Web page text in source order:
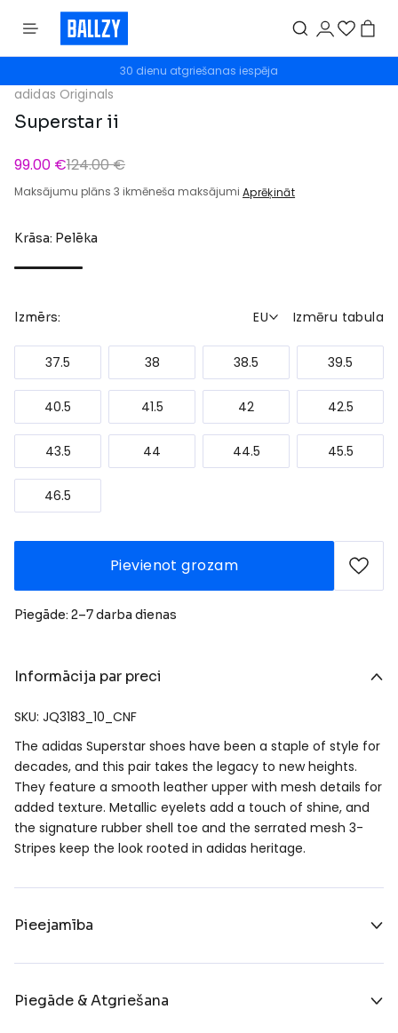
30 dienu atgriešanas iespēja
Bezmaksas atgriešana
adidas Originals
Superstar ii
99.00 €124.00 €
Maksājumu plāns 3 ikmēneša maksājumi Aprēķināt
Krāsa: Pelēka
Izmērs: EU Izmēru tabula
37.5 38 38.5 39.5
40.5 41.5 42 42.5
43.5 44 44.5 45.5
46.5
Pievienot grozam
Piegāde: 2–7 darba dienas
Informācija par preci
SKU: JQ3183_10_CNF
The adidas Superstar shoes have been a staple of style for
decades, and this pair takes the legacy to new heights.
They feature a smooth leather upper with mesh details for
added texture. Metallic eyelets add a touch of shine, and
the signature rubber shell toe and the serrated mesh 3-
Stripes keep the look rooted in adidas heritage.
Pieejamība
Piegāde & Atgriešana